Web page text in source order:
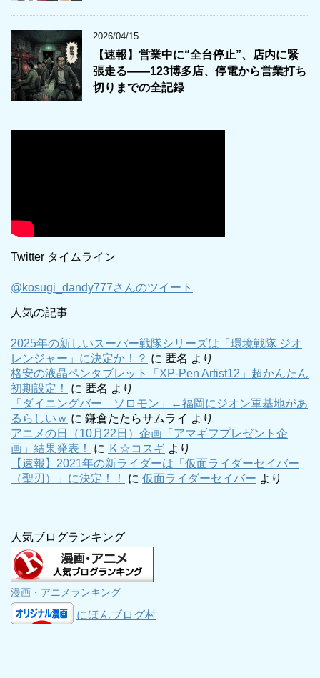
2026/04/15
【速報】営業中に“全台停止”、店内に緊
張走る――123博多店、停電から営業打ち
切りまでの全記録
Twitter タイムライン
@kosugi_dandy777さんのツイート
人気の記事
2025年の新しいスーパー戦隊シリーズは「環境戦隊 ジオ
レンジャー」に決定か！？ に 匿名 より
格安の液晶ペンタブレット「XP-Pen Artist12」超かんたん
初期設定！
に 匿名 より
「ダイニングバー ソロモン」←福岡にジオン軍基地があ
るらしいｗ に 鎌倉たたらサムライ より
アニメの日（10月22日）企画「アマギフプレゼント企
画」結果発表！
に Ｋ☆コスギ より
【速報】2021年の新ライダーは「仮面ライダーセイバー
（聖刃）」に決定！！
に 仮面ライダーセイバー より
人気ブログランキング
漫画・アニメランキング
にほんブログ村